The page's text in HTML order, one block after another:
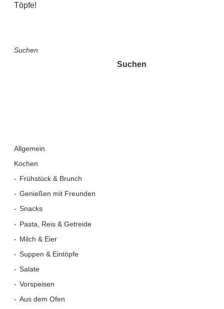
Töpfe!
Suchen
Suchen
Allgemein
Kochen
Frühstück & Brunch
Genießen mit Freunden
Snacks
Pasta, Reis & Getreide
Milch & Eier
Suppen & Eintöpfe
Salate
Vorspeisen
Aus dem Ofen